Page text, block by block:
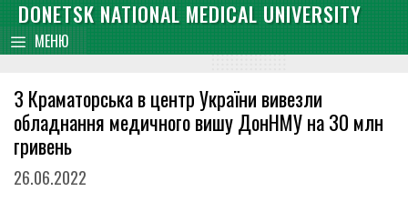
content
Skip
to
content
DONETSK NATIONAL MEDICAL UNIVERSITY
МЕНЮ
З Краматорська в центр України вивезли
обладнання медичного вишу ДонНМУ на 30 млн
гривень
26.06.2022